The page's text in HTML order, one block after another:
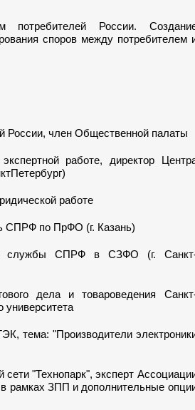
потребителей России.
споров между потребителем
России, член Общественной палаты
работе, директор
работе
СПРФ по ПрФО (г. Казань)
службы СПРФ в СЗФО (г.
дела и товароведения
университета
тема: "Производители
сети "Технопарк", эксперт
рамках ЗПП и дополнительные